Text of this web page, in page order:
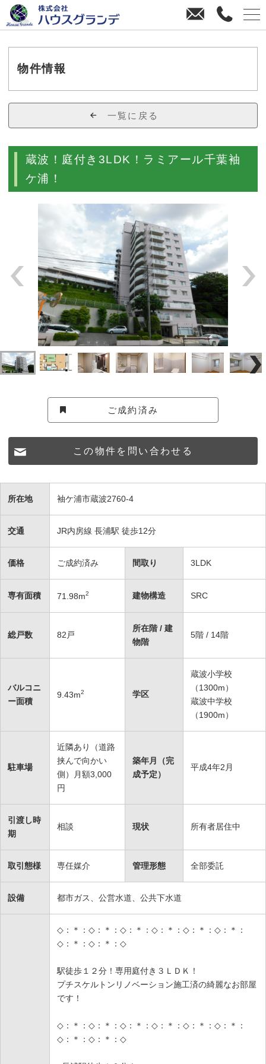
4
7
お
物件情報
一覧に戻る
蔵波！庭付き3LDK！ラミアール千葉袖
ケ浦！
ご成約済み
この物件を問い合わせる
所在地 袖ケ浦市蔵波2760-4
交通 JR内房線 長浦駅 徒歩12分
価格 ご成約済み 間取り 3LDK
専有面積 71.98m2 建物構造 SRC
総戸数 82戸
所在階 / 建
物階
5階 / 14階
バルコニ
ー面積
9.43m2 学区
蔵波小学校
（1300m）
蔵波中学校
（1900m）
駐車場
近隣あり（道路
挟んで向かい
側）月額3,000
円
築年月（完
成予定）
平成4年2月
引渡し時
期
相談 現状 所有者居住中
取引態様 専任媒介 管理形態 全部委託
設備 都市ガス、公営水道、公共下水道
◇：＊：◇：＊：◇：＊：◇：＊：◇：＊：◇：＊：
◇：＊：◇：＊：◇
駅徒歩１２分！専用庭付き３ＬＤＫ！
プチスケルトンリノベーション施工済の綺麗なお部屋
です！
◇：＊：◇：＊：◇：＊：◇：＊：◇：＊：◇：＊：
◇：＊：◇：＊：◇